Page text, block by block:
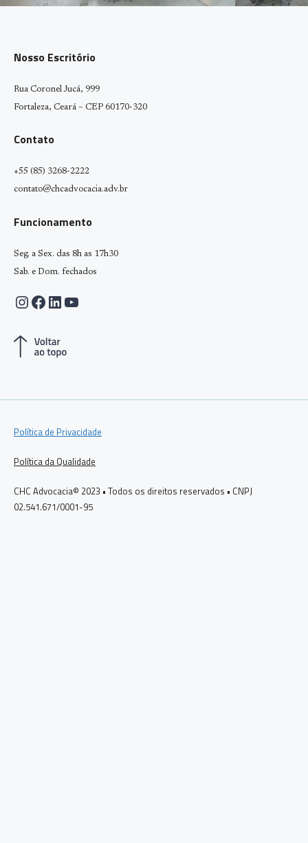
Nosso Escritório
Rua Coronel Jucá, 999
Fortaleza, Ceará – CEP 60170-320
Contato
+55 (85) 3268-2222
contato@chcadvocacia.adv.br
Funcionamento
Seg. a Sex. das 8h as 17h30
Sab. e Dom. fechados
Instagram
Facebook
LinkedIn
Youtube
Política de Privacidade
Política da Qualidade
CHC Advocacia© 2023 • Todos os direitos reservados • CNPJ
02.541.671/0001-95